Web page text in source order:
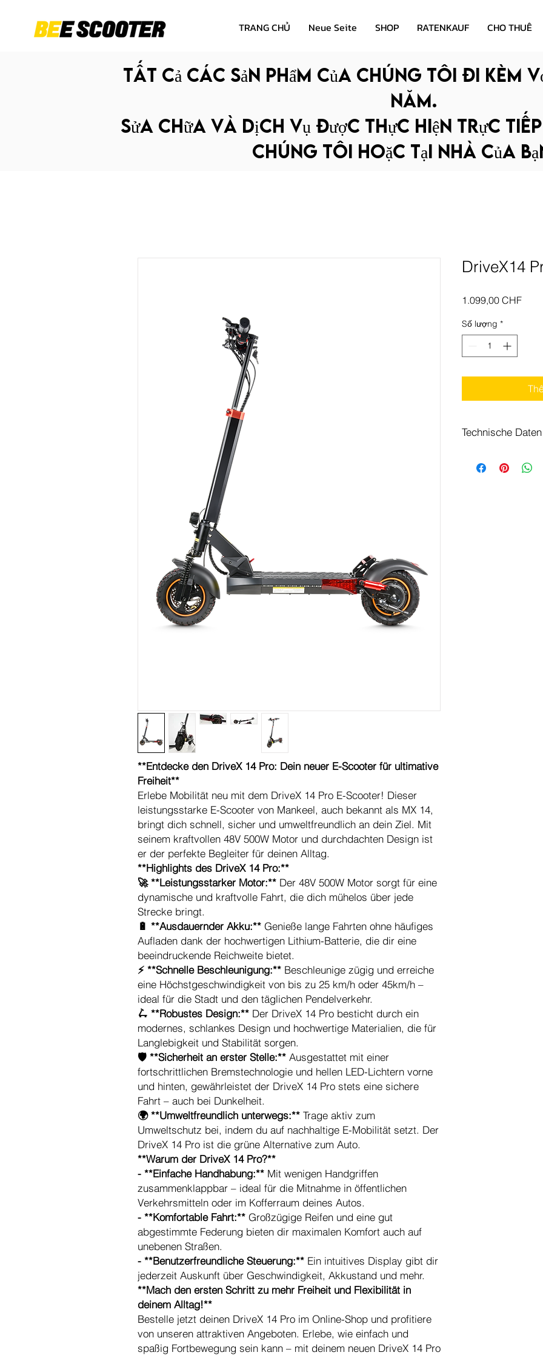
TRANG CHỦ Neue Seite SHOP RATENKAUF CHO THUÊ
Tất cả các sản phẩm của chúng tôi đi kèm
năm.
Sửa chữa và dịch vụ được thực hiện trực
chúng tôi hoặc tại nhà của
**Entdecke den DriveX 14 Pro: Dein neuer E-Scooter für ultimative
Freiheit**
Erlebe Mobilität neu mit dem DriveX 14 Pro E-Scooter! Dieser
leistungsstarke E-Scooter von Mankeel, auch bekannt als MX 14,
bringt dich schnell, sicher und umweltfreundlich an dein Ziel. Mit
seinem kraftvollen 48V 500W Motor und durchdachten Design ist
er der perfekte Begleiter für deinen Alltag.
**Highlights des DriveX 14 Pro:**
🚀 **Leistungsstarker Motor:** Der 48V 500W Motor sorgt für eine
dynamische und kraftvolle Fahrt, die dich mühelos über jede
Strecke bringt.
🔋 **Ausdauernder Akku:** Genieße lange Fahrten ohne häufiges
Aufladen dank der hochwertigen Lithium-Batterie, die dir eine
beeindruckende Reichweite bietet.
⚡ **Schnelle Beschleunigung:** Beschleunige zügig und erreiche
eine Höchstgeschwindigkeit von bis zu 25 km/h oder 45km/h –
ideal für die Stadt und den täglichen Pendelverkehr.
🛴 **Robustes Design:** Der DriveX 14 Pro besticht durch ein
modernes, schlankes Design und hochwertige Materialien, die für
Langlebigkeit und Stabilität sorgen.
🛡️ **Sicherheit an erster Stelle:** Ausgestattet mit einer
fortschrittlichen Bremstechnologie und hellen LED-Lichtern vorne
und hinten, gewährleistet der DriveX 14 Pro stets eine sichere
Fahrt – auch bei Dunkelheit.
🌍 **Umweltfreundlich unterwegs:** Trage aktiv zum
Umweltschutz bei, indem du auf nachhaltige E-Mobilität setzt. Der
DriveX 14 Pro ist die grüne Alternative zum Auto.
**Warum der DriveX 14 Pro?**
- **Einfache Handhabung:** Mit wenigen Handgriffen
zusammenklappbar – ideal für die Mitnahme in öffentlichen
Verkehrsmitteln oder im Kofferraum deines Autos.
- **Komfortable Fahrt:** Großzügige Reifen und eine gut
abgestimmte Federung bieten dir maximalen Komfort auch auf
unebenen Straßen.
- **Benutzerfreundliche Steuerung:** Ein intuitives Display gibt dir
jederzeit Auskunft über Geschwindigkeit, Akkustand und mehr.
**Mach den ersten Schritt zu mehr Freiheit und Flexibilität in
deinem Alltag!**
Bestelle jetzt deinen DriveX 14 Pro im Online-Shop und profitiere
von unseren attraktiven Angeboten. Erlebe, wie einfach und
spaßig Fortbewegung sein kann – mit deinem neuen DriveX 14 Pro
DriveX14
1.099,00 CHFGiá
Số lượng *
Technische Daten
Motor